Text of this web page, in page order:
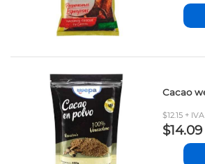
$12.15 + IVA
$14.09